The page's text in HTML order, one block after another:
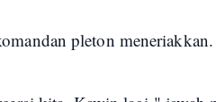
pleton meneriakkan.